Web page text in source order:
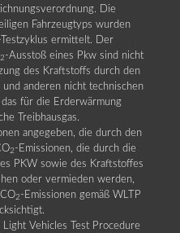
Die
Fahrzeugtyps wurden
ermittelt. Der
2 -Ausstoß eines Pkw sind nicht
des Kraftstoffs durch den
anderen nicht technischen
das für die Erderwärmung
Treibhausgas.
angegeben, die durch den
2 -Emissionen, die durch die
PKW sowie des Kraftstoffes
oder vermieden werden,
2 -Emissionen gemäß WLTP
Vehicles Test Procedure